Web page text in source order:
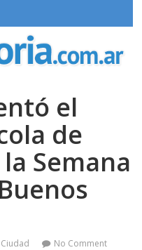
el
de
Semana
Ciudad No Comment